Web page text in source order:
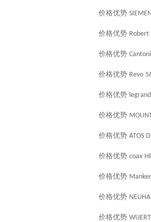
价格优势
价格优势 Robert
价格优势 Cantoni
价格优势 Revo
价格优势 legrand
价格优势
价格优势 ATOS
价格优势 coax
价格优势
价格优势
价格优势